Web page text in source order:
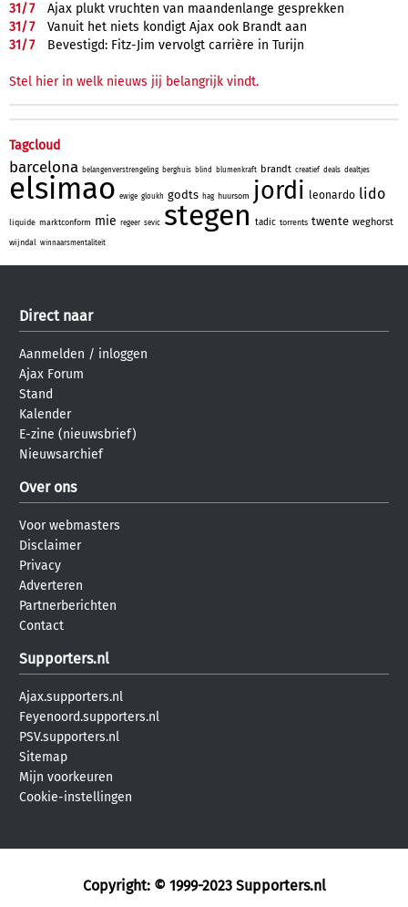
31/7
Ajax plukt vruchten van maandenlange gesprekken
31/7
Vanuit het niets kondigt Ajax ook Brandt aan
31/7 Bevestigd: Fitz-Jim vervolgt carrière in Turijn
Stel hier in welk nieuws jij belangrijk vindt.
Tagcloud
barcelona belangenverstrengeling berghuis blind blumenkraft brandt creatief deals dealtjes
elsimao ewige gloukh godts hag huursom jordi leonardo lido
liquide marktconform mie regeer sevic stegen tadic torrents twente weghorst
wijndal winnaarsmentaliteit
Direct naar
Aanmelden / inloggen
Ajax Forum
Stand
Kalender
E-zine (nieuwsbrief)
Nieuwsarchief
Over ons
Voor webmasters
Disclaimer
Privacy
Adverteren
Partnerberichten
Contact
Supporters.nl
Ajax.supporters.nl
Feyenoord.supporters.nl
PSV.supporters.nl
Sitemap
Mijn voorkeuren
Cookie-instellingen
Copyright: © 1999-2023 Supporters.nl